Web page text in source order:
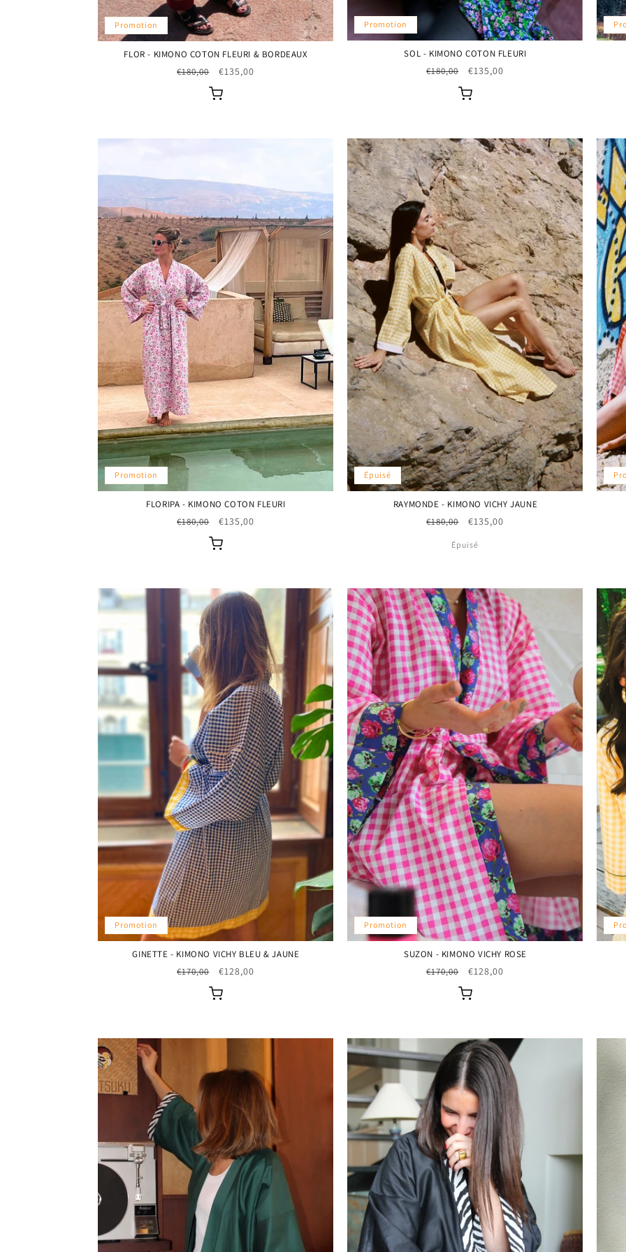
Promotion
FLOR - KIMONO COTON FLEURI & BORDEAUX
Prix
habituel
€180,00
Prix
€135,00
Promotion
SOL - KIMONO COTON FLEURI
Prix
habituel
€180,00
Prix
€135,00
Promotion
FLORIPA - KIMONO COTON FLEURI
Prix
habituel
€180,00
Prix
€135,00
Épuisé
RAYMONDE - KIMONO VICHY JAUNE
Prix
€180,00
Prix
€135,00
Épuisé
Promotion
GINETTE - KIMONO VICHY BLEU & JAUNE
Prix
habituel
€170,00
Prix
€128,00
Promotion
SUZON - KIMONO VICHY ROSE
Prix
habituel
€170,00
Prix
€128,00